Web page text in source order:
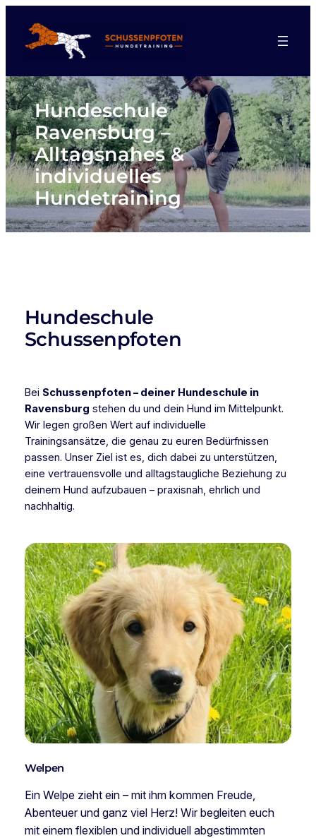
Inhalt
springen
Hundeschule
Ravensburg –
Alltagsnahes &
individuelles
Hundetraining
Hundeschule
Schussenpfoten
Bei Schussenpfoten – deiner Hundeschule in
Ravensburg stehen du und dein Hund im Mittelpunkt.
Wir legen großen Wert auf individuelle
Trainingsansätze, die genau zu euren Bedürfnissen
passen. Unser Ziel ist es, dich dabei zu unterstützen,
eine vertrauensvolle und alltagstaugliche Beziehung zu
deinem Hund aufzubauen – praxisnah, ehrlich und
nachhaltig.
Welpen
Ein Welpe zieht ein – mit ihm kommen Freude,
Abenteuer und ganz viel Herz! Wir begleiten euch
mit einem flexiblen und individuell abgestimmten